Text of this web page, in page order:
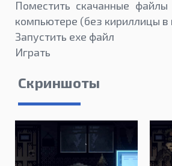
Поместить скачанные
компьютере (без кириллицы в
Запустить exe файл
Играть
Скриншоты